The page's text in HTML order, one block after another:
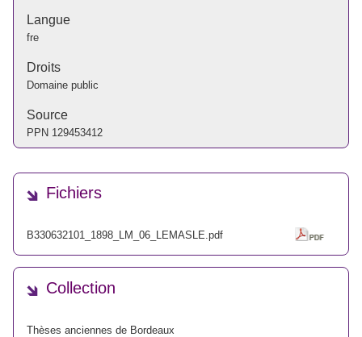
Langue
fre
Droits
Domaine public
Source
PPN 129453412
Fichiers
B330632101_1898_LM_06_LEMASLE.pdf
Collection
Thèses anciennes de Bordeaux